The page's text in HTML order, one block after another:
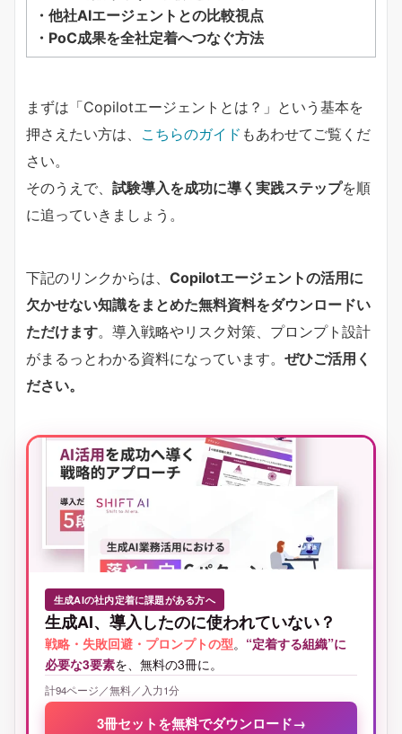
・他社AIエージェントとの比較視点
・PoC成果を全社定着へつなぐ方法
まずは「Copilotエージェントとは？」という基本を
押さえたい方は、 こちらのガイド もあわせてご覧くだ
さい。
そのうえで、 試験導入を成功に導く実践ステップを順
に追っていきましょう。
下記のリンクからは、 Copilotエージェントの活用に
欠かせない知識をまとめた無料資料をダウンロードい
ただけます。導入戦略やリスク対策、プロンプト設計
がまるっとわかる資料になっています。 ぜひご活用く
ださい。
生成AIの社内定着に課題がある方へ
生成AI、導入したのに使われていない？
戦略・失敗回避・プロンプトの型。 “定着する組織”に
必要な3要素を、無料の3冊に。
計94ページ／無料／入力1分
3冊セットを無料でダウンロード→